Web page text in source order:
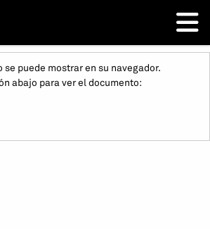
se puede mostrar en su navegador.
abajo para ver el documento: